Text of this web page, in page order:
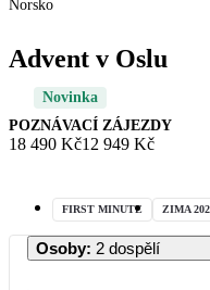
Norsko
Advent v Oslu
Novinka
POZNÁVACÍ ZÁJEZDY
18 490 Kč12 949 Kč
FIRST MINUTE ZIMA
Osoby: 2 dospělí